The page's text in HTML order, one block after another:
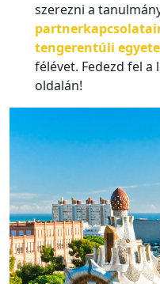
szerezni a
tengerentúli
félévet. Fedezd fel a
oldalán!